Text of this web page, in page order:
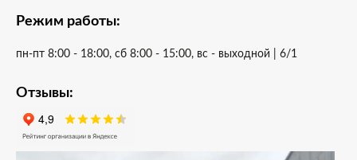
Режим работы:
пн-пт 8:00 - 18:00, сб 8:00 - 15:00, вс - выходной | 6/1
Отзывы: